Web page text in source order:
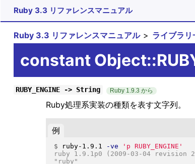
Ruby 3.3 リファレンスマニュアル
Ruby 3.3 リファレンスマニュアル ライブラリ
constant
RUBY_ENGINE -> String Ruby 1.9.3 から
Ruby処理系実装の種類を表す文字列。
例
$ ruby-1.9.1 -ve
'p RUBY_ENGINE'
ruby 1.9.1p0 (2009-03-04 revision